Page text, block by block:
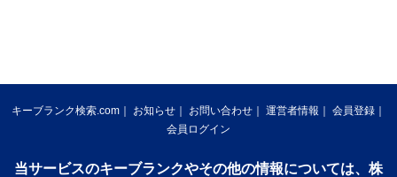
キーブランク検索.com お知らせ お問い合わせ 運営者情報
会員登録
会員ログイン
当サービスのキーブランクやその他の情報については、株